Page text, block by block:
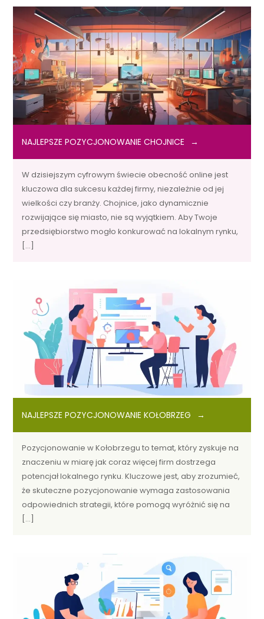
NAJLEPSZE POZYCJONOWANIE CHOJNICE
W dzisiejszym cyfrowym świecie obecność online jest
kluczowa dla sukcesu każdej firmy, niezależnie od jej
wielkości czy branży. Chojnice, jako dynamicznie
rozwijające się miasto, nie są wyjątkiem. Aby Twoje
przedsiębiorstwo mogło konkurować na lokalnym rynku,
[…]
NAJLEPSZE POZYCJONOWANIE KOŁOBRZEG
Pozycjonowanie w Kołobrzegu to temat, który zyskuje na
znaczeniu w miarę jak coraz więcej firm dostrzega
potencjał lokalnego rynku. Kluczowe jest, aby zrozumieć,
że skuteczne pozycjonowanie wymaga zastosowania
odpowiednich strategii, które pomogą wyróżnić się na
[…]